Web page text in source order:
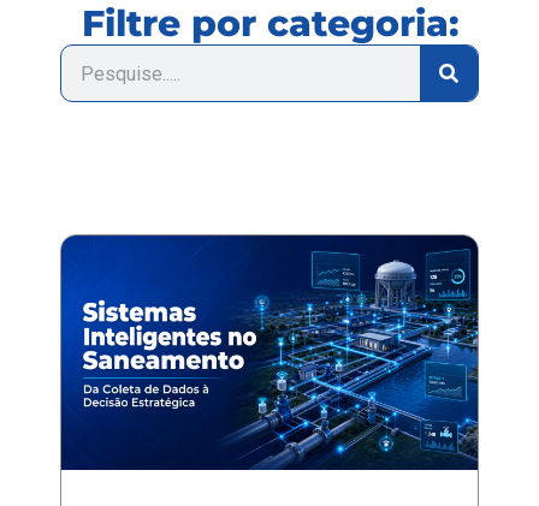
Filtre por categoria: